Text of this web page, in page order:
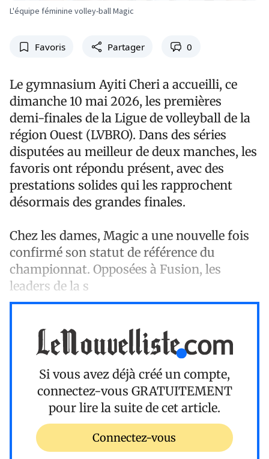
L'équipe féminine volley-ball Magic
Favoris Partager 0
Le gymnasium Ayiti Cheri a accueilli, ce
dimanche 10 mai 2026, les premières
demi-finales de la Ligue de volleyball de la
région Ouest (LVBRO). Dans des séries
disputées au meilleur de deux manches, les
favoris ont répondu présent, avec des
prestations solides qui les rapprochent
désormais des grandes finales.
Chez les dames, Magic a une nouvelle fois
confirmé son statut de référence du
championnat. Opposées à Fusion, les
leaders de la s
Si vous avez déjà créé un compte,
connectez-vous GRATUITEMENT
pour lire la suite de cet article.
Connectez-vous